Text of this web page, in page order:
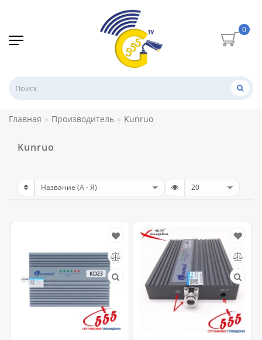
0
Главная Производитель Kunruo
Kunruo